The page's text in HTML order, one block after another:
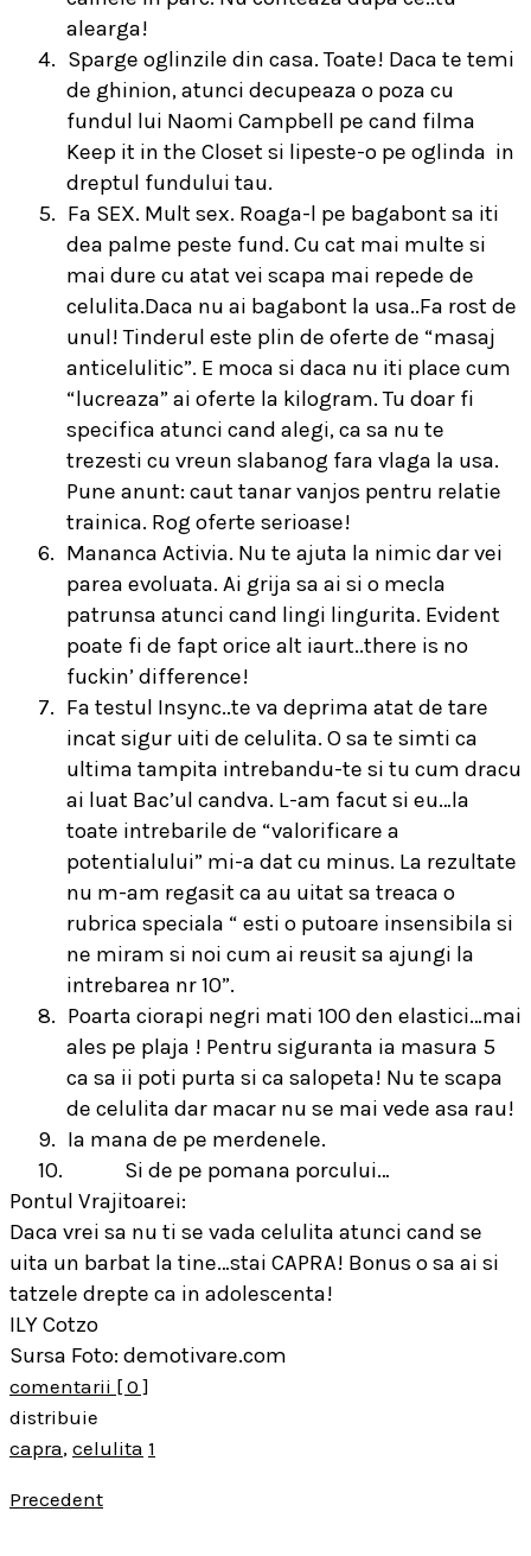
alearga!
4. Sparge oglinzile din casa. Toate! Daca te temi
de ghinion, atunci decupeaza o poza cu
fundul lui Naomi Campbell pe cand filma
Keep it in the Closet si lipeste-o pe oglinda in
dreptul fundului tau.
5. Fa SEX. Mult sex. Roaga-l pe bagabont sa iti
dea palme peste fund. Cu cat mai multe si
mai dure cu atat vei scapa mai repede de
celulita.Daca nu ai bagabont la usa..Fa rost de
unul! Tinderul este plin de oferte de “masaj
anticelulitic”. E moca si daca nu iti place cum
“lucreaza” ai oferte la kilogram. Tu doar fi
specifica atunci cand alegi, ca sa nu te
trezesti cu vreun slabanog fara vlaga la usa.
Pune anunt: caut tanar vanjos pentru relatie
trainica. Rog oferte serioase!
6. Mananca Activia. Nu te ajuta la nimic dar vei
parea evoluata. Ai grija sa ai si o mecla
patrunsa atunci cand lingi lingurita. Evident
poate fi de fapt orice alt iaurt..there is no
fuckin’ difference!
7. Fa testul Insync..te va deprima atat de tare
incat sigur uiti de celulita. O sa te simti ca
ultima tampita intrebandu-te si tu cum dracu
ai luat Bac’ul candva. L-am facut si eu…la
toate intrebarile de “valorificare a
potentialului” mi-a dat cu minus. La rezultate
nu m-am regasit ca au uitat sa treaca o
rubrica speciala “ esti o putoare insensibila si
ne miram si noi cum ai reusit sa ajungi la
intrebarea nr 10”.
8. Poarta ciorapi negri mati 100 den elastici…mai
ales pe plaja ! Pentru siguranta ia masura 5
ca sa ii poti purta si ca salopeta! Nu te scapa
de celulita dar macar nu se mai vede asa rau!
9. Ia mana de pe merdenele.
10.
Si de pe pomana porcului…
Pontul Vrajitoarei:
Daca vrei sa nu ti se vada celulita atunci cand se
uita un barbat la tine…stai CAPRA! Bonus o sa ai si
tatzele drepte ca in adolescenta!
ILY Cotzo
Sursa Foto: demotivare.com
comentarii [ 0 ]
distribuie
capra, celulita 1
Precedent